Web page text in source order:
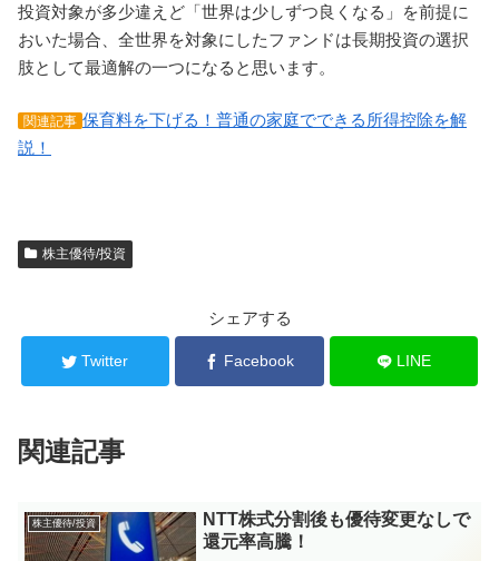
投資対象が多少違えど「世界は少しずつ良くなる」を前提に
おいた場合、全世界を対象にしたファンドは長期投資の選択
肢として最適解の一つになると思います。
関連記事 保育料を下げる！普通の家庭でできる所得控除を解
説！
株主優待/投資
シェアする
Twitter Facebook LINE
関連記事
株主優待/投資
NTT株式分割後も優待変更なしで
還元率高騰！